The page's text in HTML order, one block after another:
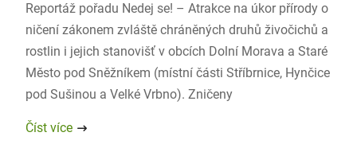
Reportáž pořadu Nedej se! – Atrakce na úkor přírody o
ničení zákonem zvláště chráněných druhů živočichů a
rostlin i jejich stanovišť v obcích Dolní Morava a Staré
Město pod Sněžníkem (místní části Stříbrnice, Hynčice
pod Sušinou a Velké Vrbno). Zničeny
Číst více